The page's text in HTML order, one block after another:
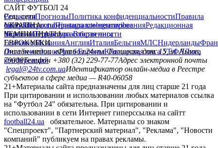
САЙТ ФУТБОЛ 24
РедакцияПрогнозыПолитика конфиденциальностиПравила
сайтуКонтактыПравила комментированияРедакционная
политикаСтруктура собственности
Соц. сети
facebookxyoutubeinstagramtelegramviber
УКРАИНА
УкраинаПервая лигаВторая лига
ЧЕМПИОНАТЫ
ГерманияИспанияАнглияИталияБельгияМЛСНидерланды
ЕВРОКУБКИ
Лига чемпионовЛига ЕвропыЮношеская лига УЕФАЛига
конференций
Онлайн-медиа «Футбол 24»пл. Галицкая, дом. 15, м. Львов,
79008Телефон +380 (32) 229-77-77Адрес электронной почты
legal@24tv.com.uaИдентификатор онлайн-медиа в Реестре
субъектов в сфере медиа — R40-06058
21+Материалы сайта предназначены для лиц старше 21 года
При цитировании и использовании любых материалов ссылка
на "Футбол 24" обязательна. При цитировании и
использовании в сети Интернет гиперссылка на сайтт
football24.ua
обязательное. Материалы со знаком
"Спецпроект", "Партнерский материал", "Реклама", "Новости
компаний" публикуем на правах рекламы.